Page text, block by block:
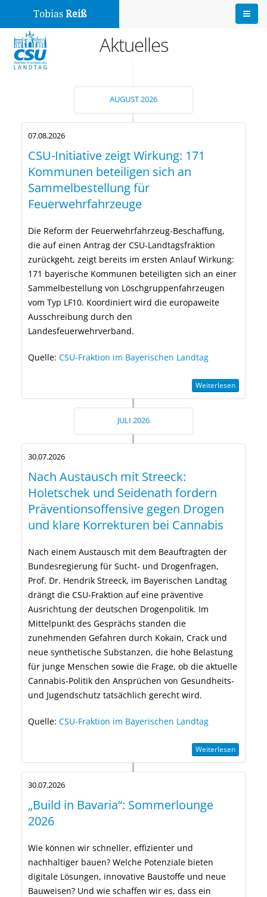
Tobias Reiß
Aktuelles
AUGUST 2026
07.08.2026
CSU-Initiative zeigt Wirkung: 171
Kommunen beteiligen sich an
Sammelbestellung für
Feuerwehrfahrzeuge
Die Reform der Feuerwehrfahrzeug-Beschaffung,
die auf einen Antrag der CSU-Landtagsfraktion
zurückgeht, zeigt bereits im ersten Anlauf Wirkung:
171 bayerische Kommunen beteiligten sich an einer
Sammelbestellung von Löschgruppenfahrzeugen
vom Typ LF10. Koordiniert wird die europaweite
Ausschreibung durch den
Landesfeuerwehrverband.
Quelle: CSU-Fraktion im Bayerischen Landtag
Weiterlesen
JULI 2026
30.07.2026
Nach Austausch mit Streeck:
Holetschek und Seidenath fordern
Präventionsoffensive gegen Drogen
und klare Korrekturen bei Cannabis
Nach einem Austausch mit dem Beauftragten der
Bundesregierung für Sucht- und Drogenfragen,
Prof. Dr. Hendrik Streeck, im Bayerischen Landtag
drängt die CSU-Fraktion auf eine präventive
Ausrichtung der deutschen Drogenpolitik. Im
Mittelpunkt des Gesprächs standen die
zunehmenden Gefahren durch Kokain, Crack und
neue synthetische Substanzen, die hohe Belastung
für junge Menschen sowie die Frage, ob die aktuelle
Cannabis-Politik den Ansprüchen von Gesundheits-
und Jugendschutz tatsächlich gerecht wird.
Quelle: CSU-Fraktion im Bayerischen Landtag
Weiterlesen
30.07.2026
Build in Bavaria“: Sommerlounge
2026
Wie können wir schneller, effizienter und
nachhaltiger bauen? Welche Potenziale bieten
digitale Lösungen, innovative Baustoffe und neue
Bauweisen? Und wie schaffen wir es, dass ein